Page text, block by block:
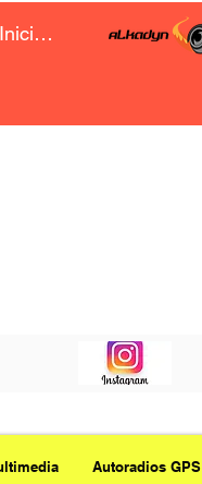
Iniciar sesión
Autoradios GPS